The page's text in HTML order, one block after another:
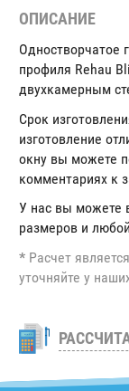
ОПИСАНИЕ
Одностворчатое
профиля Rehau
двухкамерным
Срок
изготовление
окну вы можете
комментариях к
У нас вы можете
размеров и
* Расчет
уточняйте у